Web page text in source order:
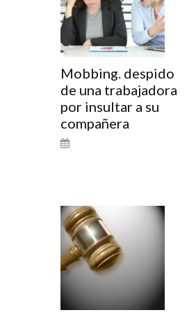
Mobbing. despido
de una trabajadora
por insultar a su
compañera